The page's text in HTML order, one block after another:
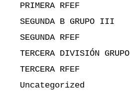
PRIMERA RFEF
SEGUNDA B GRUPO III
SEGUNDA RFEF
TERCERA DIVISIÓN
TERCERA RFEF
Uncategorized